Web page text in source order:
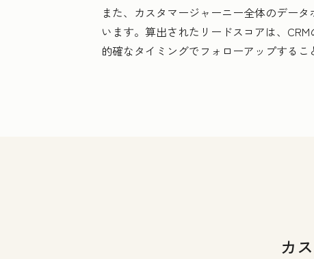
また、カスタマージャーニー全体のデー
います。算出されたリードスコアは、
的確なタイミングでフォローアップするこ
カ